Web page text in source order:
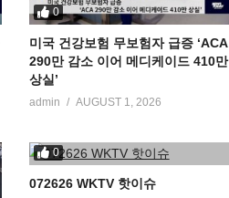
0
미국 건강보험 무보험자 급증 ‘ACA
290만 감소 이어 메디케이드 410만
상실’
admin AUGUST 1, 2026
0
072626 WKTV 핫이슈